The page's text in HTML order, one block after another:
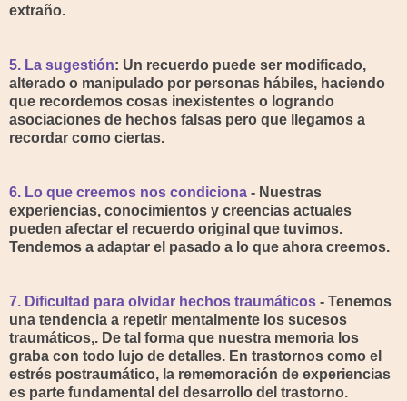
extraño.
5. La sugestión: Un recuerdo puede ser modificado,
alterado o manipulado por personas hábiles, haciendo
que recordemos cosas inexistentes o logrando
asociaciones de hechos falsas pero que llegamos a
recordar como ciertas.
6. Lo que creemos nos condiciona - Nuestras
experiencias, conocimientos y creencias actuales
pueden afectar el recuerdo original que tuvimos.
Tendemos a adaptar el pasado a lo que ahora creemos.
7. Dificultad para olvidar hechos traumáticos - Tenemos
una tendencia a repetir mentalmente los sucesos
traumáticos,. De tal forma que nuestra memoria los
graba con todo lujo de detalles. En trastornos como el
estrés postraumático, la rememoración de experiencias
es parte fundamental del desarrollo del trastorno.